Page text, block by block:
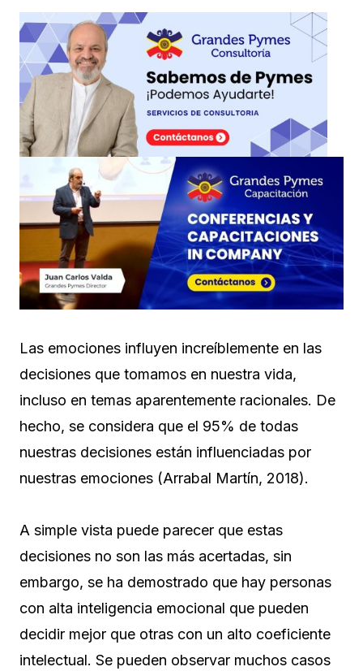
Las emociones influyen increíblemente en las
decisiones que tomamos en nuestra vida,
incluso en temas aparentemente racionales. De
hecho, se considera que el 95% de todas
nuestras decisiones están influenciadas por
nuestras emociones (Arrabal Martín, 2018).
A simple vista puede parecer que estas
decisiones no son las más acertadas, sin
embargo, se ha demostrado que hay personas
con alta inteligencia emocional que pueden
decidir mejor que otras con un alto coeficiente
intelectual. Se pueden observar muchos casos